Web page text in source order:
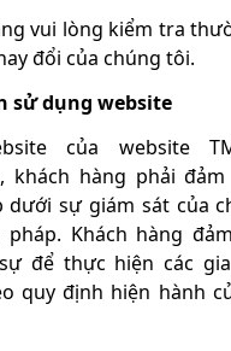
vui lòng kiểm tra
đổi của chúng tôi.
sử dụng website
của website
khách hàng phải
dưới sự giám sát của
Khách hàng
để thực hiện các
quy định hiện hành